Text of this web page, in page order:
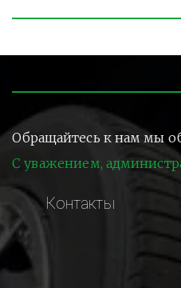
Обращайтесь к нам мы
С уважением,
Контакты